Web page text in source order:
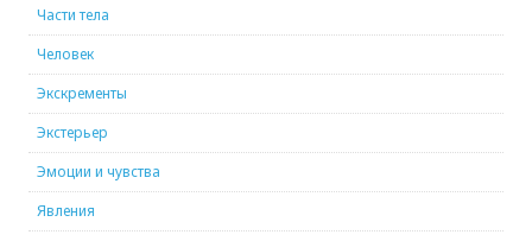
Части тела
Человек
Экскременты
Экстерьер
Эмоции и чувства
Явления